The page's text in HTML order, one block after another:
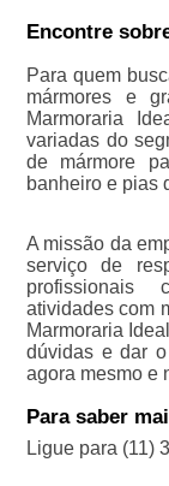
Encontre
Para quem
mármores e
Marmoraria
variadas do
de mármore
banheiro e pias
A missão da
serviço de
profissionais
atividades com
Marmoraria
dúvidas e dar
agora mesmo e
Para saber
Ligue para (11)